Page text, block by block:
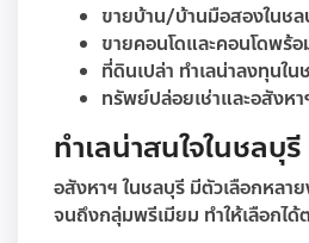
ขายบ้าน/บ้านมือสองในชล
ขายคอนโดและคอนโดพร้
ที่ดินเปล่า ทำเลน่าลงทุนใน
ทรัพย์ปล่อยเช่าและอสังห
ทำเลน่าสนใจในชลบุรี
อสังหาฯ ในชลบุรี มีตัวเลือกหลา
จนถึงกลุ่มพรีเมียม ทำให้เลือกไ